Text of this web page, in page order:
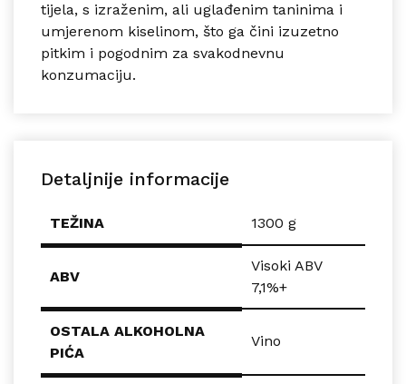
tijela, s izraženim, ali uglađenim taninima i
umjerenom kiselinom, što ga čini izuzetno
pitkim i pogodnim za svakodnevnu
konzumaciju.
Detaljnije informacije
TEŽINA 1300 g
ABV
Visoki ABV
7,1%+
OSTALA ALKOHOLNA
PIĆA
Vino